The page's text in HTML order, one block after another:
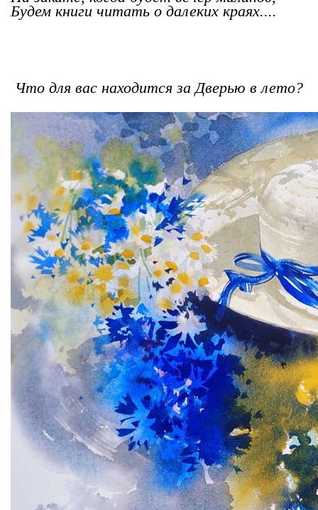
Будем книги читать о далеких краях....
Что для вас находится за Дверью в лето?